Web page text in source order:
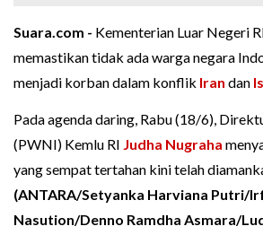
Suara.com - Kementerian Luar Negeri
memastikan tidak ada warga negara
menjadi korban dalam konflik Iran dan
Pada agenda daring, Rabu (18/6),
(PWNI) Kemlu RI Judha Nugraha
yang sempat tertahan kini telah
(ANTARA/Setyanka Harviana Putri/
Nasution/Denno Ramdha Asmara/